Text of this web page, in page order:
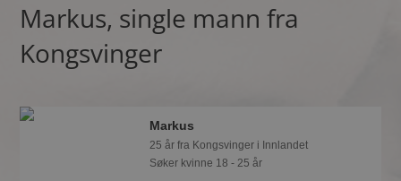
Markus, single mann fra
Kongsvinger
Markus
25 år fra Kongsvinger i Innlandet
Søker kvinne 18 - 25 år